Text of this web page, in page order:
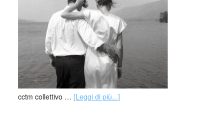
cctm collettivo … [Leggi di più...]